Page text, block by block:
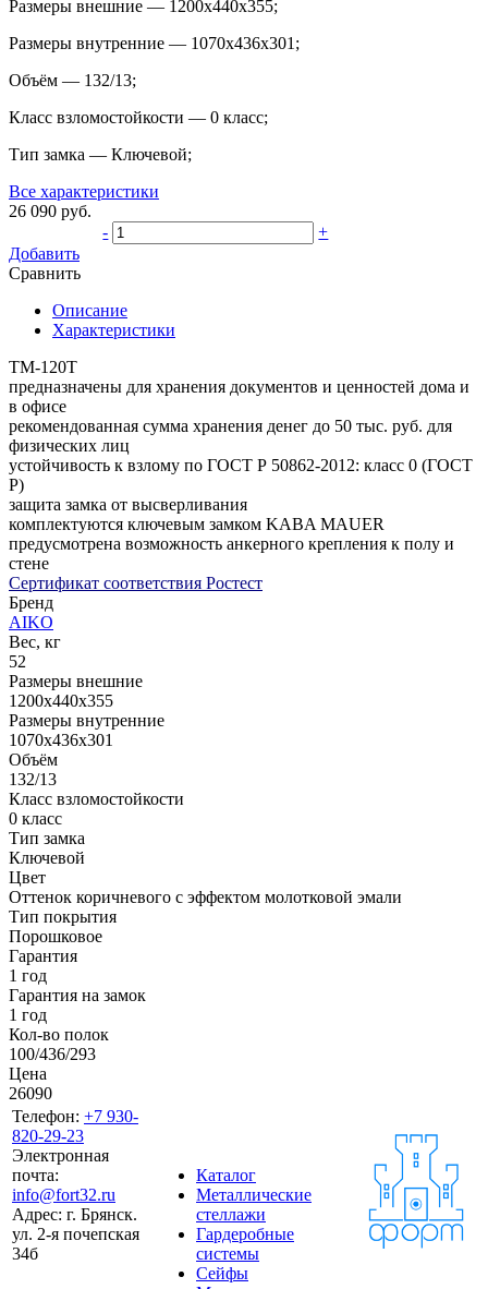
Размеры внешние — 1200x440x355;
Размеры внутренние — 1070x436x301 ;
Объём — 132/13;
Класс взломостойкости — 0 класс;
Тип замка — Ключевой;
Все характеристики
26 090 руб.
-
+
Добавить
Сравнить
Описание
Характеристики
TM-120Т
предназначены для хранения документов и ценностей дома и
в офисе
рекомендованная сумма хранения денег до 50 тыс. руб. для
физических лиц
устойчивость к взлому по ГОСТ Р 50862-2012: класс 0 (ГОСТ
Р)
защита замка от высверливания
комплектуются ключевым замком KABA MAUER
предусмотрена возможность анкерного крепления к полу и
стене
Сертификат соответствия Ростест
Бренд
AIKO
Вес, кг
52
Размеры внешние
1200x440x355
Размеры внутренние
1070x436x301
Объём
132/13
Класс взломостойкости
0 класс
Тип замка
Ключевой
Цвет
Оттенок коричневого с эффектом молотковой эмали
Тип покрытия
Порошковое
Гарантия
1 год
Гарантия на замок
1 год
Кол-во полок
100/436/293
Цена
26090
Телефон: +7 930-
820-29-23
Электронная
почта:
info@fort32.ru
Адрес: г. Брянск.
ул. 2-я почепская
34б
Каталог
Металлические
стеллажи
Гардеробные
системы
Сейфы